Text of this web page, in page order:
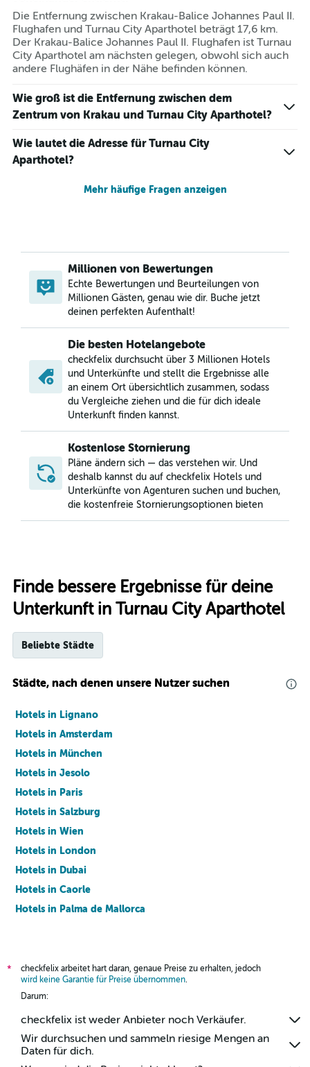
Die Entfernung zwischen Krakau-Balice Johannes Paul II.
Flughafen und Turnau City Aparthotel beträgt 17,6 km.
Der Krakau-Balice Johannes Paul II. Flughafen ist Turnau
City Aparthotel am nächsten gelegen, obwohl sich auch
andere Flughäfen in der Nähe befinden können.
Wie groß ist die Entfernung zwischen dem
Zentrum von Krakau und Turnau City Aparthotel?
Wie lautet die Adresse für Turnau City
Aparthotel?
Mehr häufige Fragen anzeigen
Millionen von Bewertungen
Echte Bewertungen und Beurteilungen von
Millionen Gästen, genau wie dir. Buche jetzt
deinen perfekten Aufenthalt!
Die besten Hotelangebote
checkfelix durchsucht über 3 Millionen Hotels
und Unterkünfte und stellt die Ergebnisse alle
an einem Ort übersichtlich zusammen, sodass
du Vergleiche ziehen und die für dich ideale
Unterkunft finden kannst.
Kostenlose Stornierung
Pläne ändern sich — das verstehen wir. Und
deshalb kannst du auf checkfelix Hotels und
Unterkünfte von Agenturen suchen und buchen,
die kostenfreie Stornierungsoptionen bieten
Finde bessere Ergebnisse für deine
Unterkunft in Turnau City Aparthotel
Beliebte Städte
Städte, nach denen unsere Nutzer suchen
Hotels in Lignano
Hotels in Amsterdam
Hotels in München
Hotels in Jesolo
Hotels in Paris
Hotels in Salzburg
Hotels in Wien
Hotels in London
Hotels in Dubai
Hotels in Caorle
Hotels in Palma de Mallorca
*
checkfelix arbeitet hart daran, genaue Preise zu erhalten, jedoch
wird keine Garantie für Preise übernommen.
Darum:
checkfelix ist weder Anbieter noch Verkäufer.
Wir durchsuchen und sammeln riesige Mengen an
Daten für dich.